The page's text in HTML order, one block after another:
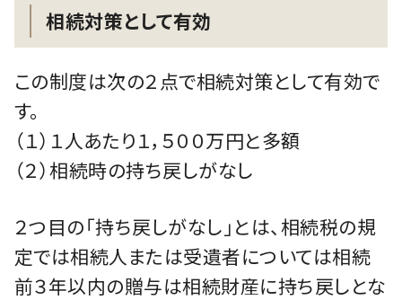
相続対策として有効
この制度は次の２点で相続対策として有効で
す。
（１）１人あたり１，５００万円と多額
（２）相続時の持ち戻しがなし
２つ目の「持ち戻しがなし」とは、相続税の規
定では相続人または受遺者については相続
前３年以内の贈与は相続財産に持ち戻しとな